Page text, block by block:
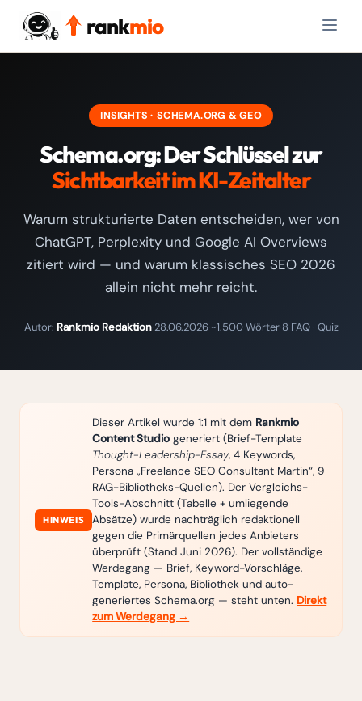
rankmio
INSIGHTS · SCHEMA.ORG & GEO
Schema.org: Der Schlüssel zur
Sichtbarkeit im KI-Zeitalter
Warum strukturierte Daten entscheiden, wer von
ChatGPT, Perplexity und Google AI Overviews
zitiert wird — und warum klassisches SEO 2026
allein nicht mehr reicht.
Autor: Rankmio Redaktion·28.06.2026·~1.500 Wörter·8 FAQ · Quiz
HINWEIS
Dieser Artikel wurde 1:1 mit dem Rankmio
Content Studio generiert (Brief-Template
Thought-Leadership-Essay, 4 Keywords,
Persona „Freelance SEO Consultant Martin“, 9
RAG-Bibliotheks-Quellen). Der Vergleichs-
Tools-Abschnitt (Tabelle + umliegende
Absätze) wurde nachträglich redaktionell
gegen die Primärquellen jedes Anbieters
überprüft (Stand Juni 2026). Der vollständige
Werdegang — Brief, Keyword-Vorschläge,
Template, Persona, Bibliothek und auto-
generiertes Schema.org — steht unten. Direkt
zum Werdegang →